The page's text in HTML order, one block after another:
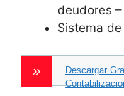
deudores –
Sistema
Descargar